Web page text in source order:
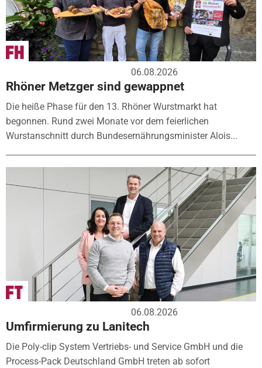
06.08.2026
Rhöner Metzger sind gewappnet
Die heiße Phase für den 13. Rhöner Wurstmarkt hat
begonnen. Rund zwei Monate vor dem feierlichen
Wurstanschnitt durch Bundesernährungsminister Alois...
06.08.2026
Umfirmierung zu Lanitech
Die Poly-clip System Vertriebs- und Service GmbH und die
Process-Pack Deutschland GmbH treten ab sofort